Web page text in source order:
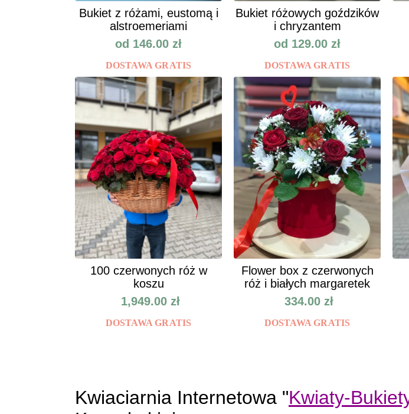
Bukiet z różami, eustomą i
alstroemeriami
od 146.00 zł
DOSTAWA GRATIS
Bukiet różowych goździków
i chryzantem
od 129.00 zł
DOSTAWA GRATIS
100 czerwonych róż w
koszu
1,949.00 zł
DOSTAWA GRATIS
Flower box z czerwonych
róż i białych margaretek
334.00 zł
DOSTAWA GRATIS
Kwiaciarnia Internetowa "Kwiaty-